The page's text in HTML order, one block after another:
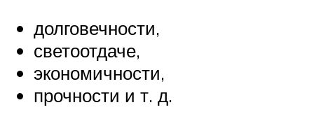
долговечности,
светоотдаче,
экономичности,
прочности и т. д.